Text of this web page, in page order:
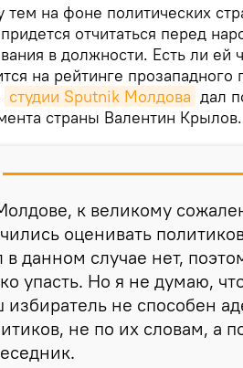
на фоне политических
отчитаться перед
в должности. Есть ли ей
на рейтинге
студии Sputnik Молдова дал
страны Валентин Крылов.
к великому
оценивать
в данном случае нет,
упасть. Но я не думаю,
избиратель не способен
не по их словам, а